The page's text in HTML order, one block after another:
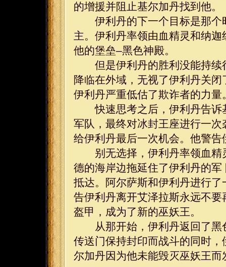
的增援并阻止基尔加丹找到他。
伊利丹的下一个目标是那个
主。伊利丹率领由血精灵和纳
他的堡垒–黑色神殿。
但是伊利丹的胜利没能持续
降临在外域，无视了伊利丹关
伊利丹严重低估了欺诈者的力量
快速思考之后，伊利丹告诉
军队，最终对冰封王座进行一
给伊利丹最后一次机会。他警
别无选择，伊利丹率领血精
德的海岸边拖延住了伊利丹的
抵达。阿尔萨斯和伊利丹进行
告伊利丹离开艾泽拉斯永远不
盔甲，成为了新的巫妖王。
从那开始，伊利丹返回了黑
传送门保持封印而战斗的同时
尔加丹因为他未能毁灭巫妖王而